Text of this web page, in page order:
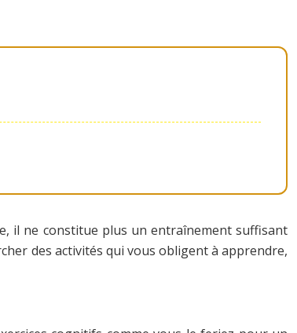
il ne constitue plus un entraînement suffisant
des activités qui vous obligent à apprendre,